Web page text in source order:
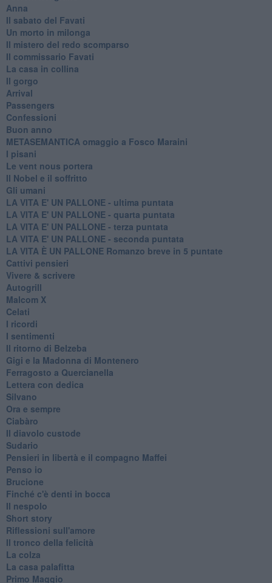
Anna
Il sabato del Favati
Un morto in milonga
Il mistero del redo scomparso
Il commissario Favati
La casa in collina
Il gorgo
Arrival
Passengers
Confessioni
Buon anno
METASEMANTICA omaggio a Fosco Maraini
I pisani
Le vent nous portera
Il Nobel e il soffritto
Gli umani
LA VITA E' UN PALLONE - ultima puntata
LA VITA E' UN PALLONE - quarta puntata
LA VITA E' UN PALLONE - terza puntata
LA VITA E' UN PALLONE - seconda puntata
LA VITA È UN PALLONE Romanzo breve in 5 puntate
Cattivi pensieri
Vivere & scrivere
Autogrill
Malcom X
Celati
I ricordi
I sentimenti
Il ritorno di Belzeba
Gigi e la Madonna di Montenero
Ferragosto a Quercianella
Lettera con dedica
Silvano
Ora e sempre
Ciabàro
Il diavolo custode
Sudario
Pensieri in libertà e il compagno Maffei
Penso io
Brucione
Finché c'è denti in bocca
Il nespolo
Short story
Riflessioni sull'amore
Il tronco della felicità
La colza
La casa palafitta
Primo Maggio